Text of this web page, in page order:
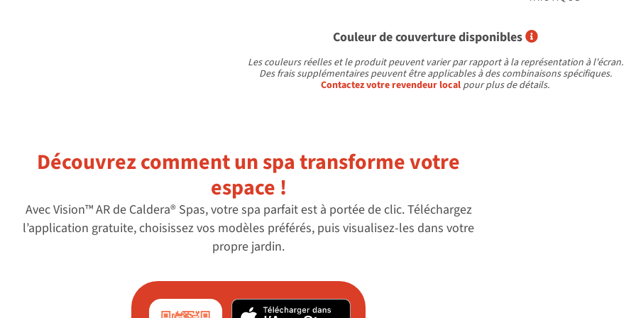
Couleur de couverture disponibles Select Cover
Les couleurs réelles et le produit peuvent varier par rapport à la représentation à l'écran.
Des frais supplémentaires peuvent être applicables à des combinaisons spécifiques.
Contactez votre revendeur localpour plus de détails.
Découvrez comment un spa transforme votre
espace !
Avec Vision™ AR de Caldera® Spas, votre spa parfait est à portée de clic. Téléchargez
l’application gratuite, choisissez vos modèles préférés, puis visualisez-les dans votre
propre jardin.